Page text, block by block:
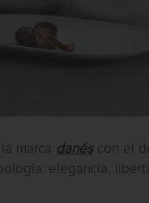
marca danéscon el
elegancia,